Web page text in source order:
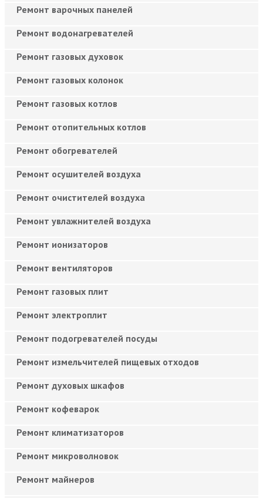
Ремонт варочных панелей
Ремонт водонагревателей
Ремонт газовых духовок
Ремонт газовых колонок
Ремонт газовых котлов
Ремонт отопительных котлов
Ремонт обогревателей
Ремонт осушителей воздуха
Ремонт очистителей воздуха
Ремонт увлажнителей воздуха
Ремонт ионизаторов
Ремонт вентиляторов
Ремонт газовых плит
Ремонт электроплит
Ремонт подогревателей посуды
Ремонт измельчителей пищевых отходов
Ремонт духовых шкафов
Ремонт кофеварок
Ремонт климатизаторов
Ремонт микроволновок
Ремонт майнеров